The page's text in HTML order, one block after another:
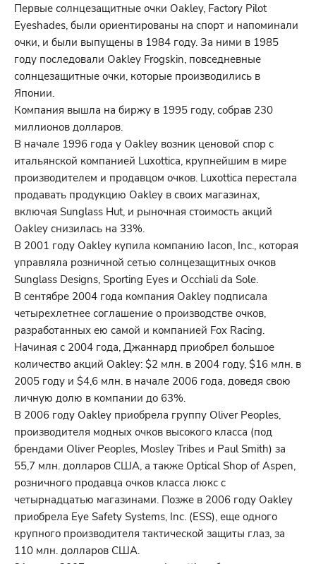
Первые солнцезащитные очки Oakley, Factory Pilot
Eyeshades, были ориентированы на спорт и напоминали
очки, и были выпущены в 1984 году. За ними в 1985
году последовали Oakley Frogskin, повседневные
солнцезащитные очки, которые производились в
Японии.
Компания вышла на биржу в 1995 году, собрав 230
миллионов долларов.
В начале 1996 года у Oakley возник ценовой спор с
итальянской компанией Luxottica, крупнейшим в мире
производителем и продавцом очков. Luxottica перестала
продавать продукцию Oakley в своих магазинах,
включая Sunglass Hut, и рыночная стоимость акций
Oakley снизилась на 33%.
В 2001 году Oakley купила компанию Iacon, Inc., которая
управляла розничной сетью солнцезащитных очков
Sunglass Designs, Sporting Eyes и Occhiali da Sole.
В сентябре 2004 года компания Oakley подписала
четырехлетнее соглашение о производстве очков,
разработанных ею самой и компанией Fox Racing.
Начиная с 2004 года, Джаннард приобрел большое
количество акций Oakley: $2 млн. в 2004 году, $16 млн. в
2005 году и $4,6 млн. в начале 2006 года, доведя свою
личную долю в компании до 63%.
В 2006 году Oakley приобрела группу Oliver Peoples,
производителя модных очков высокого класса (под
брендами Oliver Peoples, Mosley Tribes и Paul Smith) за
55,7 млн. долларов США, а также Optical Shop of Aspen,
розничного продавца очков класса люкс с
четырнадцатью магазинами. Позже в 2006 году Oakley
приобрела Eye Safety Systems, Inc. (ESS), еще одного
крупного производителя тактической защиты глаз, за
110 млн. долларов США.